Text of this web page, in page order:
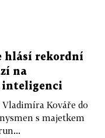
hlásí rekordní
na
inteligenci
Kováře do
s majetkem